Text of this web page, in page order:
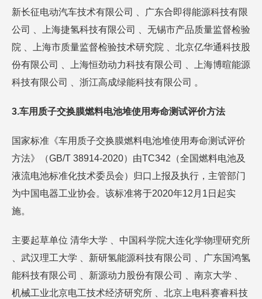
新长征电动汽车技术有限公司 、广东合即得能源科技有限
公司 、上海捷氢科技有限公司 、无锡市产品质量监督检验
院 、上海市质量监督检验技术研究院 、北京亿华通科技股
份有限公司 、上海恒劲动力科技有限公司 、上海博暄能源
科技有限公司 、浙江高成绿能科技有限公司 。
3.车用质子交换膜燃料电池堆使用寿命测试评价方法
国家标准《车用质子交换膜燃料电池堆使用寿命测试评价
方法》（GB/T 38914-2020）由TC342（全国燃料电池及
液流电池标准化技术委员会）归口上报及执行，主管部门
为中国电器工业协会。该标准将于2020年12月1日起实
施。
主要起草单位 清华大学 、中国科学院大连化学物理研究所
、武汉理工大学 、新研氢能源科技有限公司 、广东国鸿氢
能科技有限公司 、新源动力股份有限公司 、南京大学 、
机械工业北京电工技术经济研究所 、北京上电科赛睿科技